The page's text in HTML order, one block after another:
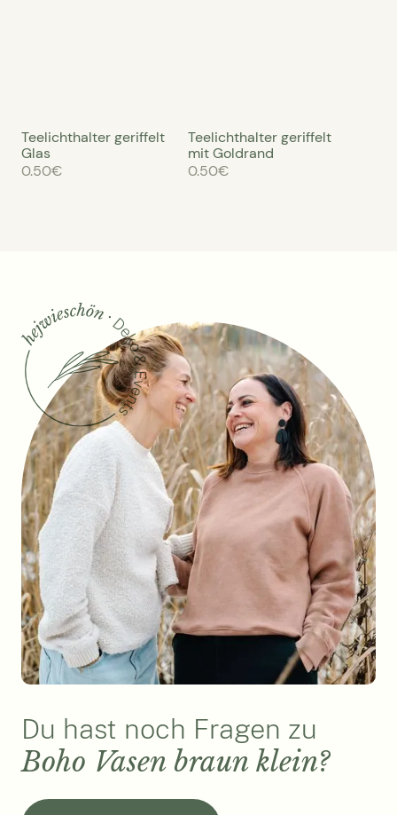
Teelichthalter geriffelt
Glas
0.50€
Teelichthalter geriffelt
mit Goldrand
0.50€
Du hast noch Fragen zu
Boho Vasen braun klein?